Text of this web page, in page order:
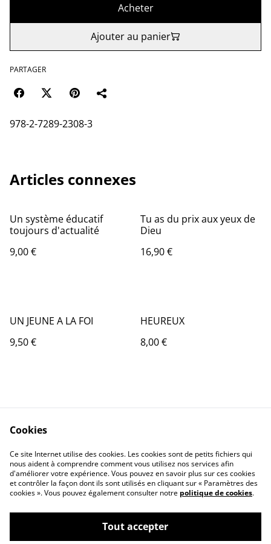
Acheter
Ajouter au panier
PARTAGER
978-2-7289-2308-3
Articles connexes
Un système éducatif
toujours d'actualité
9,00 €
Tu as du prix aux yeux de
Dieu
16,90 €
UN JEUNE A LA FOI
9,50 €
HEUREUX
8,00 €
Contactez-nous
Conditions
Politique de
confidentialité
Politique de cookies
Qui sommes-nous ?
Cookies
Ce site Internet utilise des cookies. Les cookies sont de petits fichiers qui
nous aident à comprendre comment vous utilisez nos services afin
d'améliorer votre expérience. Vous pouvez en savoir plus sur ces cookies
et contrôler la façon dont ils sont utilisés en cliquant sur « Paramètres des
cookies ». Vous pouvez également consulter notre politique de cookies.
Tout accepter